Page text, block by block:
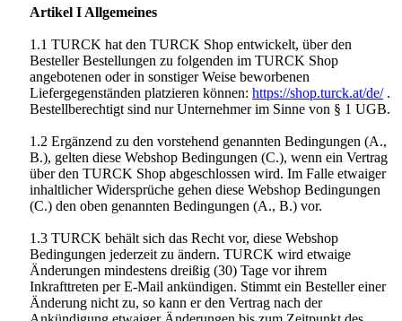
Artikel I Allgemeines
1.1 TURCK hat den TURCK Shop entwickelt, über den
Besteller Bestellungen zu folgenden im TURCK Shop
angebotenen oder in sonstiger Weise beworbenen
Liefergegenständen platzieren können: https://shop.turck.at/de/.
Bestellberechtigt sind nur Unternehmer im Sinne von § 1 UGB.
1.2 Ergänzend zu den vorstehend genannten Bedingungen (A.,
B.), gelten diese Webshop Bedingungen (C.), wenn ein Vertrag
über den TURCK Shop abgeschlossen wird. Im Falle etwaiger
inhaltlicher Widersprüche gehen diese Webshop Bedingungen
(C.) den oben genannten Bedingungen (A., B.) vor.
1.3 TURCK behält sich das Recht vor, diese Webshop
Bedingungen jederzeit zu ändern. TURCK wird etwaige
Änderungen mindestens dreißig (30) Tage vor ihrem
Inkrafttreten per E-Mail ankündigen. Stimmt ein Besteller einer
Änderung nicht zu, so kann er den Vertrag nach der